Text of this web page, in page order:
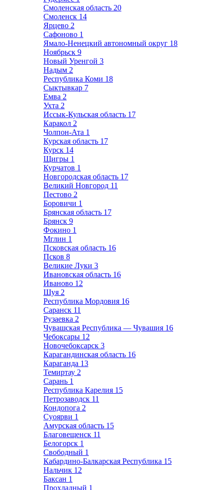
Смоленская область 20
Смоленск 14
Ярцево 2
Сафоново 1
Ямало-Ненецкий автономный округ 18
Ноябрьск 9
Новый Уренгой 3
Надым 2
Республика Коми 18
Сыктывкар 7
Емва 2
Ухта 2
Иссык-Кульская область 17
Каракол 2
Чолпон-Ата 1
Курская область 17
Курск 14
Щигры 1
Курчатов 1
Новгородская область 17
Великий Новгород 11
Пестово 2
Боровичи 1
Брянская область 17
Брянск 9
Фокино 1
Мглин 1
Псковская область 16
Псков 8
Великие Луки 3
Ивановская область 16
Иваново 12
Шуя 2
Республика Мордовия 16
Саранск 11
Рузаевка 2
Чувашская Республика — Чувашия 16
Чебоксары 12
Новочебоксарск 3
Карагандинская область 16
Караганда 13
Темиртау 2
Сарань 1
Республика Карелия 15
Петрозаводск 11
Кондопога 2
Суоярви 1
Амурская область 15
Благовещенск 11
Белогорск 1
Свободный 1
Кабардино-Балкарская Республика 15
Нальчик 12
Баксан 1
Прохладный 1